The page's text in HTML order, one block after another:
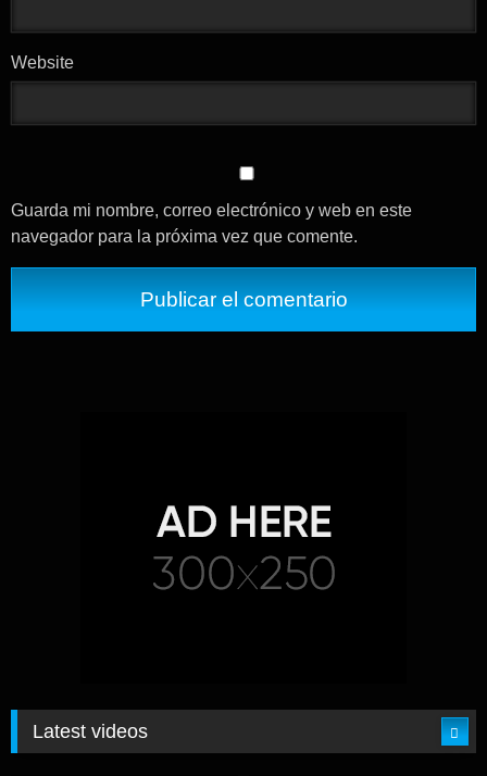
Website
Guarda mi nombre, correo electrónico y web en este
navegador para la próxima vez que comente.
Latest videos